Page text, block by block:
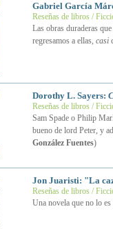
Gabriel García
Reseñas de libros /
Las obras duraderas
regresamos a ellas, casi
Dorothy L. Sayers:
Reseñas de libros /
Sam Spade o Philip
bueno de lord Peter, y
González Fuentes)
Jon Juaristi: "La
Reseñas de libros /
Una novela que no lo